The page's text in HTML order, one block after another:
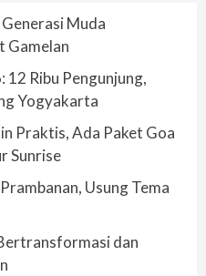
Muda
Gamelan
Ribu Pengunjung,
Yogyakarta
Praktis, Ada Paket Goa
Sunrise
Usung Tema
dan